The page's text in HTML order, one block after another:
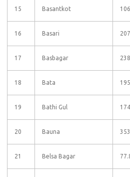
15 Basantkot
16 Basari
17 Basbagar
18 Bata
19 Bathi Gul
20 Bauna
21 Belsa Bagar